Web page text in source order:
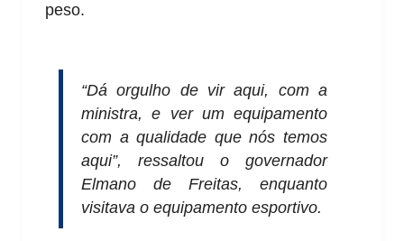
peso.
“Dá orgulho de vir aqui, com a
ministra, e ver um equipamento
com a qualidade que nós temos
aqui”, ressaltou o governador
Elmano de Freitas, enquanto
visitava o equipamento esportivo.